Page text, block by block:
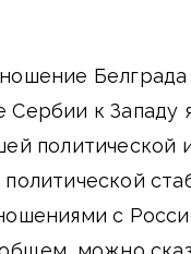
Белграда
к Западу
политической
с